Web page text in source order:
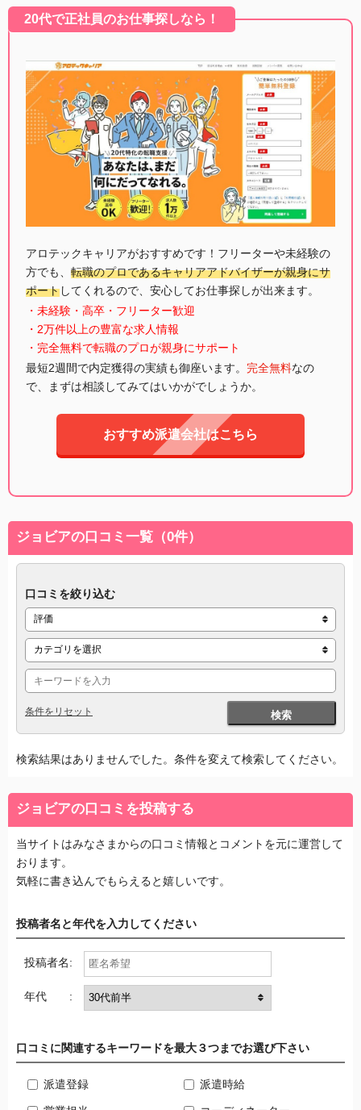
20代で正社員のお仕事探しなら！
アロテックキャリアがおすすめです！フリーターや未経験の
方でも、 転職のプロであるキャリアアドバイザーが親身にサ
ポートしてくれるので、安心してお仕事探しが出来ます。
・未経験・高卒・フリーター歓迎
・2万件以上の豊富な求人情報
・完全無料で転職のプロが親身にサポート
最短2週間で内定獲得の実績も御座います。 完全無料なの
で、まずは相談してみてはいかがでしょうか。
おすすめ派遣会社はこちら
ジョビアの口コミ一覧（0件）
口コミを絞り込む
検索
条件をリセット
検索結果はありませんでした。条件を変えて検索してください。
ジョビアの口コミを投稿する
当サイトはみなさまからの口コミ情報とコメントを元に運営して
おります。
気軽に書き込んでもらえると嬉しいです。
投稿者名と年代を入力してください
投稿者名:
年代 :
口コミに関連するキーワードを最大３つまでお選び下さい
派遣登録 派遣時給